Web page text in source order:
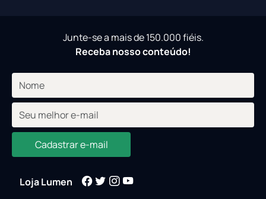
Junte-se a mais de 150.000 fiéis.
Receba nosso conteúdo!
Cadastrar e-mail
Loja Lumen